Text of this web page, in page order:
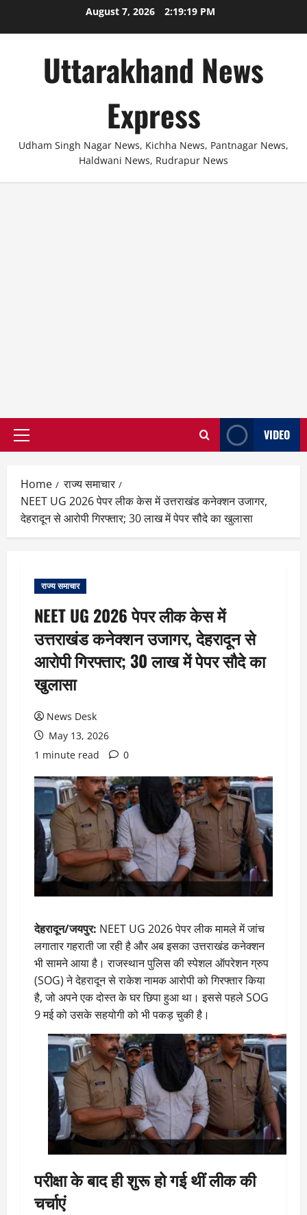
August 7, 2026 2:19:19 PM
Uttarakhand News
Express
Udham Singh Nagar News, Kichha News, Pantnagar News,
Haldwani News, Rudrapur News
Primary
VIDEO
Home
राज्य समाचार
NEET UG 2026 पेपर लीक केस में उत्तराखंड कनेक्शन उजागर,
देहरादून से आरोपी गिरफ्तार; 30 लाख में पेपर सौदे का खुलासा
राज्य समाचार
NEET UG 2026 पेपर लीक केस में
उत्तराखंड कनेक्शन उजागर, देहरादून से
आरोपी गिरफ्तार; 30 लाख में पेपर सौदे का
खुलासा
News Desk
May 13, 2026
1 minute read
0
देहरादून/जयपुर: NEET UG 2026 पेपर लीक मामले में जांच
लगातार गहराती जा रही है और अब इसका उत्तराखंड कनेक्शन
भी सामने आया है। राजस्थान पुलिस की स्पेशल ऑपरेशन ग्रुप
(SOG) ने देहरादून से राकेश नामक आरोपी को गिरफ्तार किया
है, जो अपने एक दोस्त के घर छिपा हुआ था। इससे पहले SOG
9 मई को उसके सहयोगी को भी पकड़ चुकी है।
परीक्षा के बाद ही शुरू हो गई थीं लीक की
चर्चाएं